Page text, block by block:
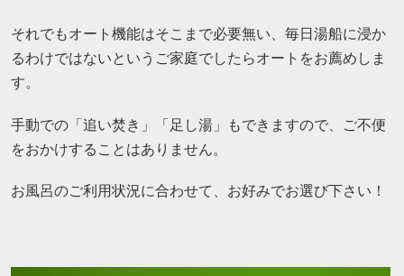
それでもオート機能はそこまで必要無い、毎日湯船に浸か
るわけではないというご家庭でしたらオートをお薦めしま
す。
手動での「追い焚き」「足し湯」もできますので、ご不便
をおかけすることはありません。
お風呂のご利用状況に合わせて、お好みでお選び下さい！